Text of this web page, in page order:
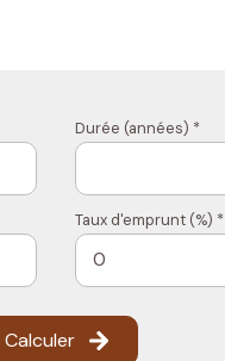
Durée (années) *
Taux d'emprunt (%) *
Calculer